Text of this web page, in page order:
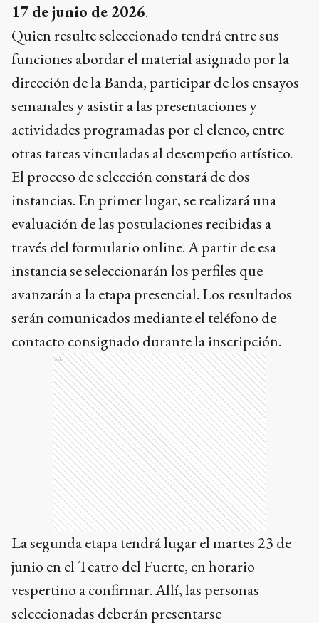
17 de junio de 2026.
Quien resulte seleccionado tendrá entre sus
funciones abordar el material asignado por la
dirección de la Banda, participar de los ensayos
semanales y asistir a las presentaciones y
actividades programadas por el elenco, entre
otras tareas vinculadas al desempeño artístico.
El proceso de selección constará de dos
instancias. En primer lugar, se realizará una
evaluación de las postulaciones recibidas a
través del formulario online. A partir de esa
instancia se seleccionarán los perfiles que
avanzarán a la etapa presencial. Los resultados
serán comunicados mediante el teléfono de
contacto consignado durante la inscripción.
Ads
La segunda etapa tendrá lugar el martes 23 de
junio en el Teatro del Fuerte, en horario
vespertino a confirmar. Allí, las personas
seleccionadas deberán presentarse